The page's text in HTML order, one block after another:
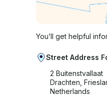
You’ll get helpful
Street Address
2 Buitenstvallaat
Drachten,
Netherlands